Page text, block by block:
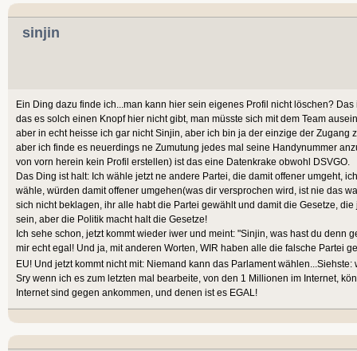
sinjin
Ein Ding dazu finde ich...man kann hier sein eigenes Profil nicht löschen?
das es solch einen Knopf hier nicht gibt, man müsste sich mit dem Team
aber in echt heisse ich gar nicht Sinjin, aber ich bin ja der einzige der Zugang
aber ich finde es neuerdings ne Zumutung jedes mal seine Handynummer
von vorn herein kein Profil erstellen) ist das eine Datenkrake obwohl DSVGO.
Das Ding ist halt: Ich wähle jetzt ne andere Partei, die damit offener umgeht,
wähle, würden damit offener umgehen(was dir versprochen wird, ist nie das
sich nicht beklagen, ihr alle habt die Partei gewählt und damit die Gesetze,
sein, aber die Politik macht halt die Gesetze!
Ich sehe schon, jetzt kommt wieder iwer und meint: "Sinjin, was hast du denn
mir echt egal! Und ja, mit anderen Worten, WIR haben alle die falsche Partei
EU! Und jetzt kommt nicht mit: Niemand kann das Parlament
Sry wenn ich es zum letzten mal bearbeite, von den 1 Millionen im Internet,
Internet sind gegen ankommen, und denen ist es EGAL!